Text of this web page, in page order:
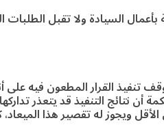
بأعمال السيادة ولا تقبل
تنفيذ القرار المطعون فيه
نتائج التنفيذ قد يتعذر
ويجوز له تقصير هذا الميعاد،